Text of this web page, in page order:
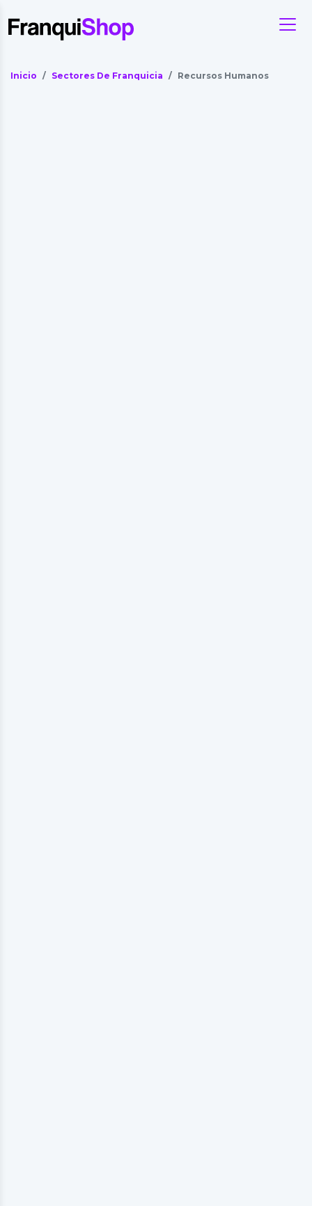
Inicio Sectores De Franquicia Recursos Humanos